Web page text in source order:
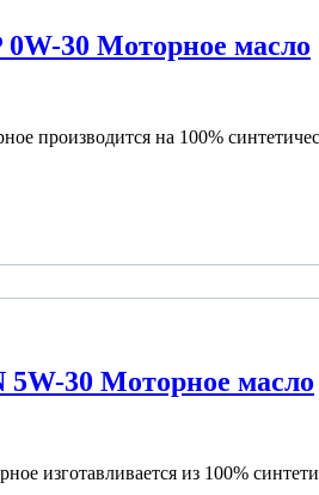
0W-30 Моторное масло
производится на 100%
5W-30 Моторное масло
изготавливается из 100%